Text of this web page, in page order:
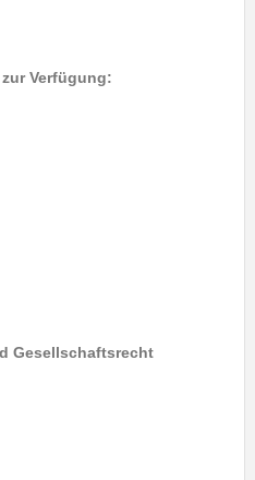
Verfügung:
Gesellschaftsrecht